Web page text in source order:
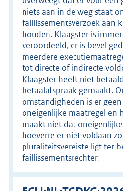
niets aan in de weg staat
faillissementsverzoek aan
houden. Klaagster is
veroordeeld, er is bevel
meerdere
tot directe of indirecte
Klaagster heeft niet
betaalafspraak gemaakt.
omstandigheden is er
oneigenlijke maatregel en
maakt niet dat
hoeverre er niet voldaan
pluraliteitsvereiste ligt ter
faillissementsrechter.